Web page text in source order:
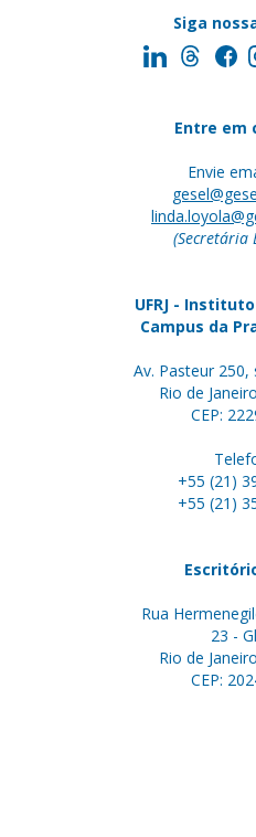
Siga
Entre em
Envie
(Secretária
UFRJ -
Campus da
Av. Pasteur 250,
Rio de
CEP:
+55 (21)
+55 (21)
Rua
23 -
Rio de
CEP: